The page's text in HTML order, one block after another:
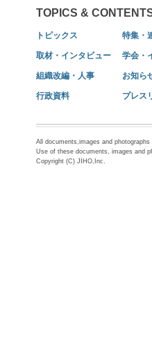
TOPICS &
トピックス 特集・
取材・インタビュー 学会・
組織改編・人事 お知ら
行政資料 プレス
All documents,images and
Use of these documents, images and
Copyright (C) JIHO,Inc.